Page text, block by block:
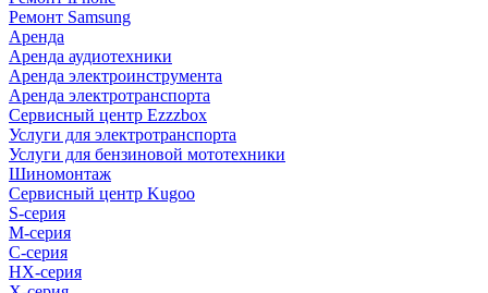
Ремонт Samsung
Аренда
Аренда аудиотехники
Аренда электроинструмента
Аренда электротранспорта
Сервисный центр Ezzzbox
Услуги для электротранспорта
Услуги для бензиновой мототехники
Шиномонтаж
Сервисный центр Kugoo
S-cерия
M-серия
С-серия
HX-серия